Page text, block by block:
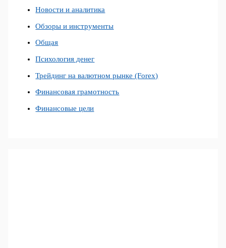
Новости и аналитика
Обзоры и инструменты
Общая
Психология денег
Трейдинг на валютном рынке (Forex)
Финансовая грамотность
Финансовые цели